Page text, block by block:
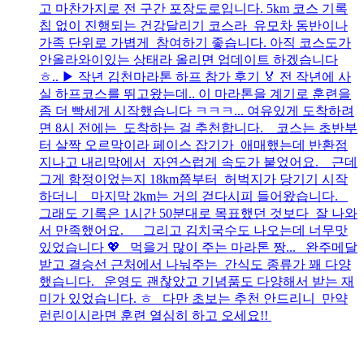
고 마찬가지로 전 구간 포장도로입니다. 5km 코스 기록
칩 없이 진행되는 건강달리기 코스라 유모차 동반이나
가족 단위로 가볍게 참여하기 좋습니다. 아직 코스도가
안올라와이있는 상태라 올리면 업데이트 하겠습니다
ㅎ.. ▶ 작년 김천마라톤 하프 참가 후기 🏅 전 작년에 사
실 하프코스를 뛰고왔는데.. 이 마라톤을 계기로 훈련을
좀 더 빡세게 시작했습니다 ㅋㅋㅋ... 여유있게 도착하려
면 8시 전에는 도착하는 걸 추천합니다. 코스는 초반부
터 살짝 오르막이라 페이스 잡기가 애매했는데 반환점
지나고 내리막에서 자연스럽게 속도가 붙었어요. 근데
그게 함정이었는지 18km쯤부터 허벅지가 당기기 시작
하더니 마지막 2km는 거의 걷다시피 들어왔습니다.
그래도 기록은 1시간 50분대로 목표했던 것보다 잘 나와
서 만족했어요. 그리고 김치국수도 나오는데 너무맛
있었습니다 💖 먹을거 많이 주는 마라톤 짱... 완주메달
받고 결승선 근처에서 나눠주는 간식도 종류가 꽤 다양
했습니다. 운영도 괜찮았고 기념품도 다양해서 받는 재
미가 있었습니다. ㅎ 다만 초보는 추천 안드리니 만약
런린이시라면 훈련 열심히 하고 오세요!!